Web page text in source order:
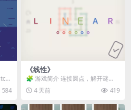
...
584
《线性》
🧩 游戏简介 连接圆点，解开谜
题。 ⚠️ 重要提示 所有关卡均可通
关，请确保使用...
4 天前 419